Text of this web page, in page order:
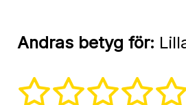
Andras betyg för: